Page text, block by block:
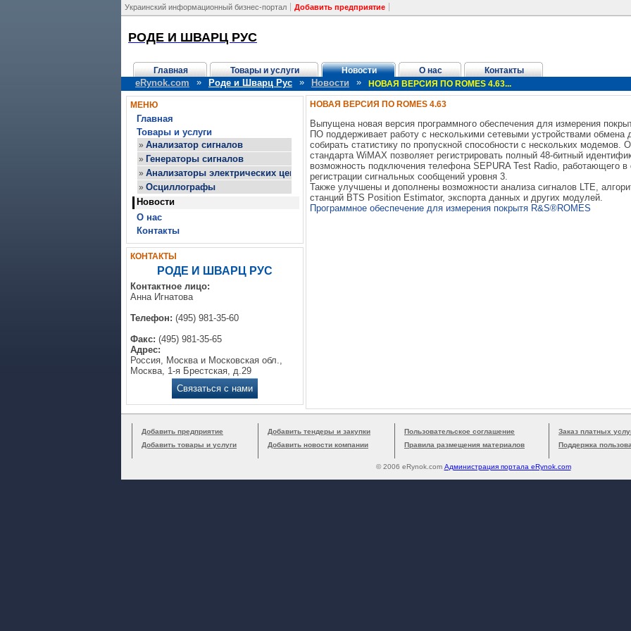
Украинский информационный бизнес-портал Добавить предприятие
РОДЕ И ШВАРЦ РУС
Главная Товары и услуги Новости О нас Контакты
eRynok.com » Роде и Шварц Рус » Новости » НОВАЯ ВЕРСИЯ ПО ROMES 4.63...
МЕНЮ
Главная
Товары и услуги
» Анализатор сигналов
» Генераторы сигналов
» Анализаторы электрических цепей
» Осциллографы
Новости
О нас
Контакты
КОНТАКТЫ
РОДЕ И ШВАРЦ РУС
Контактное лицо:
Анна Игнатова
Телефон: (495) 981-35-60
Факс: (495) 981-35-65
Адрес:
Россия, Москва и Московская обл.,
Москва, 1-я Брестская, д.29
Связаться с нами
НОВАЯ ВЕРСИЯ ПО ROMES 4.63
Выпущена новая версия программного обеспечения для измерения
ПО поддерживает работу с несколькими сетевыми устройствами обмена
собирать статистику по пропускной способности с нескольких
стандарта WiMAX позволяет регистрировать полный 48-битный
возможность подключения телефона SEPURA Test Radio, работающего
регистрации сигнальных сообщений уровня 3.
Также улучшены и дополнены возможности анализа сигналов LTE,
станций BTS Position Estimator, экспорта данных и других модулей.
Программное обеспечение для измерения покрытя R&S®ROMES
Добавить предприятие
Добавить товары и услуги
Добавить тендеры и закупки
Добавить новости компании
Пользовательское соглашение
Правила размещения материалов
Заказ платных
Поддержка
© 2006 eRynok.com Администрация портала eRynok.com